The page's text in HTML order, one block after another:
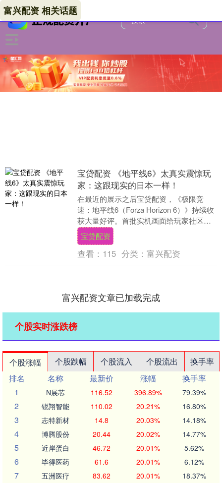
富兴配资 相关话题
宝贷配资 《地平线6》太真实震惊玩
家：这跟现实的日本一样！
在最近的展示之后宝贷配资，《极限竞
速：地平线6（Forza Horizon 6）》持续收
获大量好评。首批实机画面给玩家社区留
下了极为深刻的印象，许多玩家已经将
新....
宝贷配资
查看： 115 分类： 富兴配资
富兴配资文章已加载完成
个股实时涨跌榜
个股涨幅 个股跌幅 个股流入 个股流出
换手率
排名
名称 最新价 涨幅
换手率
1
N展芯 116.52 396.89% 79.39%
2 锐翔智能 110.02 20.21% 16.80%
3 志特新材 14.8 20.03% 14.18%
4 博腾股份 20.44 20.02% 14.77%
5 近岸蛋白 46.72 20.01% 5.62%
6 毕得医药 61.6 20.01% 6.12%
7 五洲医疗 83.62 20.01% 18.37%